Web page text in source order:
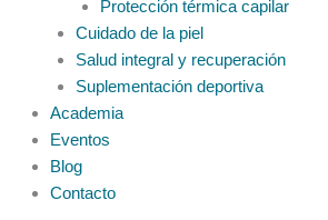
Protección térmica capilar
Cuidado de la piel
Salud integral y recuperación
Suplementación deportiva
Academia
Eventos
Blog
Contacto